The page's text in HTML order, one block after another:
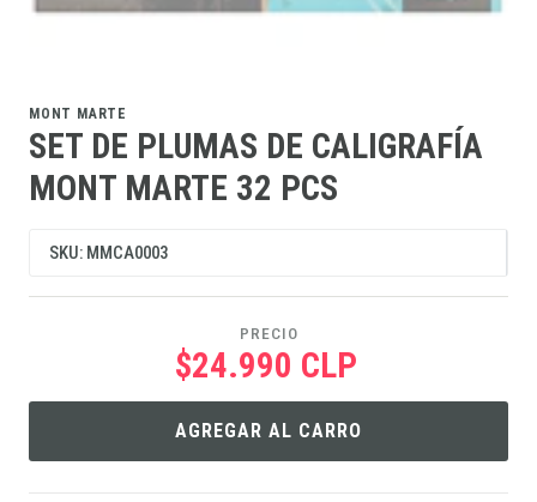
MONT MARTE
SET DE PLUMAS DE CALIGRAFÍA
MONT MARTE 32 PCS
SKU: MMCA0003
PRECIO
$24.990 CLP
AGREGAR AL CARRO